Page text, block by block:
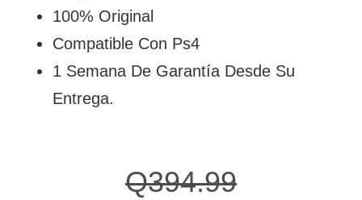
100% Original
Compatible Con Ps4
1 Semana De Garantía Desde Su
Entrega.
Q394.99